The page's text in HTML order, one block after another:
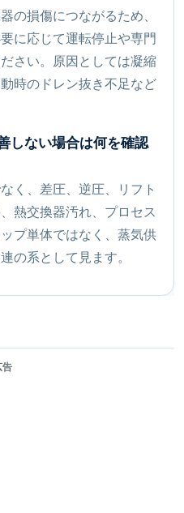
の損傷につながるため、
に応じて運転停止や専門
さい。原因としては凝縮
時のドレン抜き不足など
しない場合は何を確認
く、差圧、逆圧、リフト
熱交換器汚れ、プロセス
プ単体ではなく、蒸気供
の系として見ます。
告